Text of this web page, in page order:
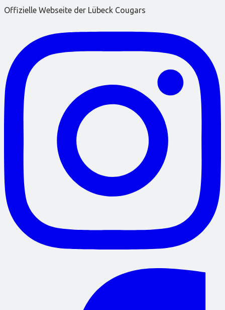
Offizielle Webseite der Lübeck Cougars